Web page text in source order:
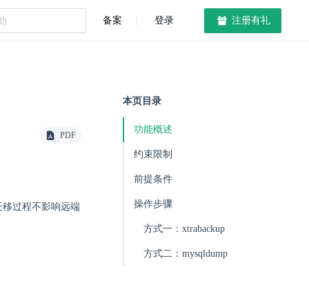
备案 登录 注册有礼
PDF
移过程不影响远端
本页目录
功能概述
约束限制
前提条件
操作步骤
方式一：xtrabackup
方式二：mysqldump